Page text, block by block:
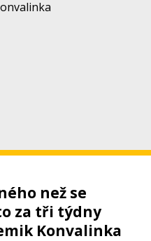
než se
za tři týdny
Konvalinka